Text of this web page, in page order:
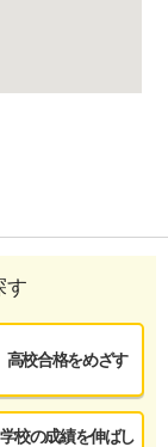
す
高校合格をめざす
学校の成績を伸ばし